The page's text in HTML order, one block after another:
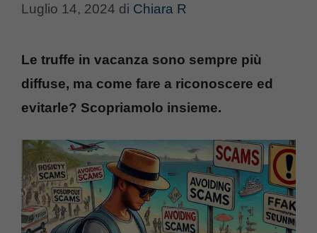
Luglio 14, 2024 di Chiara R
Le truffe in vacanza sono sempre più
diffuse, ma come fare a riconoscere ed
evitarle? Scopriamolo insieme.